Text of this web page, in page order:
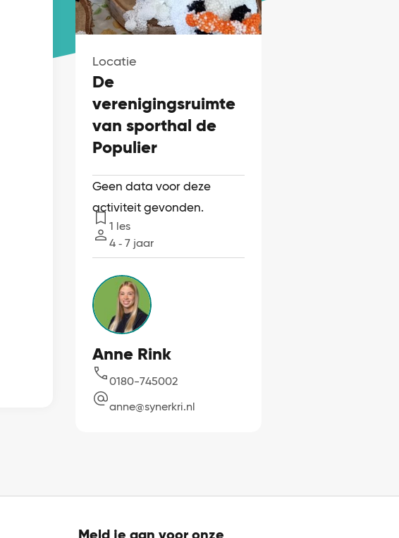
Locatie
De
verenigingsruimte
van sporthal de
Populier
Geen data voor deze
activiteit gevonden.
Lessen
1 les
Leeftijd
4 ‐ 7 jaar
Anne Rink
0180-745002
anne@synerkri.nl
Meld je aan voor onze